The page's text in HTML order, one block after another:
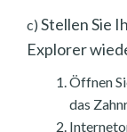
c) Stellen Sie
Explorer
Öffnen
das